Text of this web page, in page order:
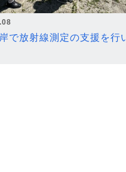
で放射線測定の支援を行